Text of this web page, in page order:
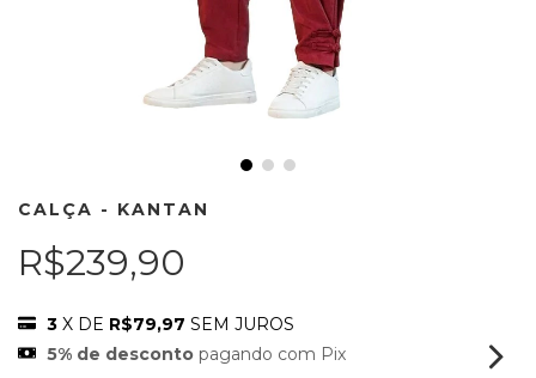
CALÇA - KANTAN
R$239,90
3 X DE R$79,97 SEM JUROS
5% de desconto pagando com Pix